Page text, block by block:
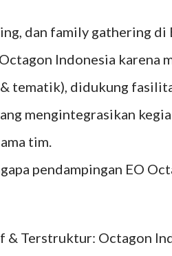
dan family gathering di
Indonesia karena
tematik), didukung
mengintegrasikan
tim.
pendampingan EO
& Terstruktur: Octagon